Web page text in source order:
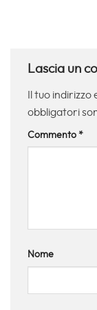
Lascia un
Il tuo
obbligatori
Commento *
Nome